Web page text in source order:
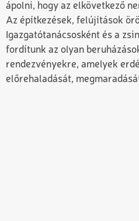
ápolni, hogy az elkövetkező
Az építkezések, felújítások
Igazgatótanácsosként és a
fordítunk az olyan
rendezvényekre, amelyek
előrehaladását,